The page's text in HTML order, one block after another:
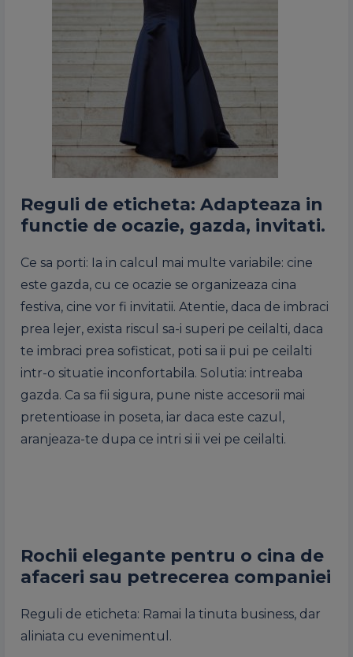
Reguli de eticheta: Adapteaza in
functie de ocazie, gazda, invitati.
Ce sa porti: Ia in calcul mai multe variabile: cine
este gazda, cu ce ocazie se organizeaza cina
festiva, cine vor fi invitatii. Atentie, daca de imbraci
prea lejer, exista riscul sa-i superi pe ceilalti, daca
te imbraci prea sofisticat, poti sa ii pui pe ceilalti
intr-o situatie inconfortabila. Solutia: intreaba
gazda. Ca sa fii sigura, pune niste accesorii mai
pretentioase in poseta, iar daca este cazul,
aranjeaza-te dupa ce intri si ii vei pe ceilalti.
Rochii elegante pentru o cina de
afaceri sau petrecerea companiei
Reguli de eticheta: Ramai la tinuta business, dar
aliniata cu evenimentul.